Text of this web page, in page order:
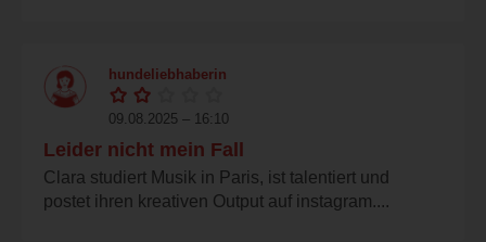
hundeliebhaberin
09.08.2025 – 16:10
Leider nicht mein Fall
Clara studiert Musik in Paris, ist talentiert und
postet ihren kreativen Output auf instagram....